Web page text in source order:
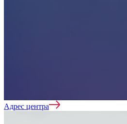
Адрес центра